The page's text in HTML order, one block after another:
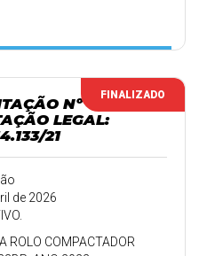
FINALIZADO
Nº
LEGAL:
21
de 2026
ROLO COMPACTADOR